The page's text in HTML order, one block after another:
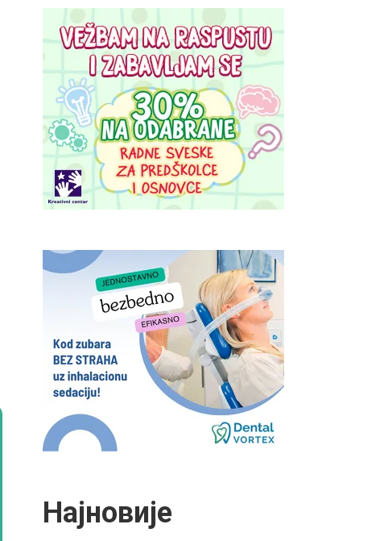
Најновије